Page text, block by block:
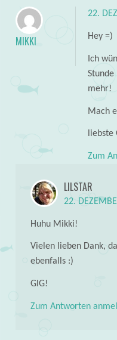
MIKKI
22.
Hey =)
Ich
mehr!
Mach
liebste
Zum
LILSTAR
22.
Huhu Mikki!
Vielen lieben Dank,
ebenfalls :)
GlG!
Zum Antworten